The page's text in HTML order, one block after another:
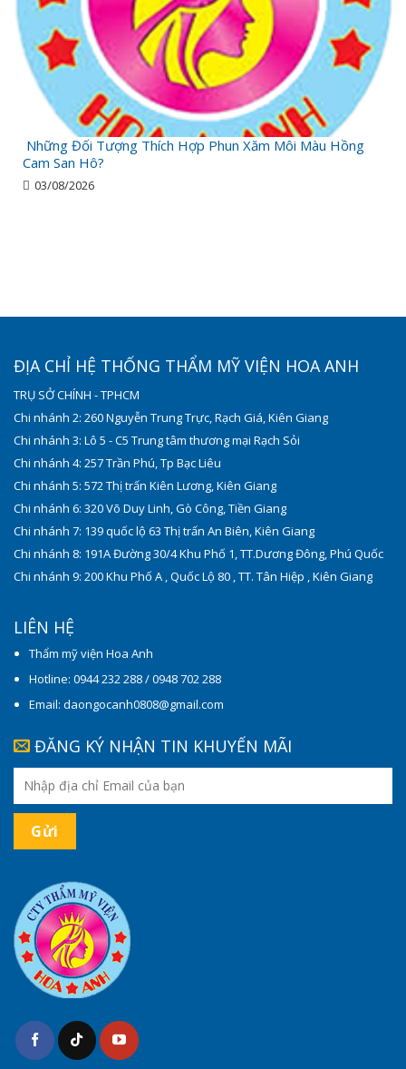
Những Đối Tượng Thích Hợp Phun Xăm Môi Màu Hồng
Cam San Hô?
03/08/2026
ĐỊA CHỈ HỆ THỐNG THẨM MỸ VIỆN HOA ANH
TRỤ SỞ CHÍNH - TPHCM
Chi nhánh 2: 260 Nguyễn Trung Trực, Rạch Giá, Kiên Giang
Chi nhánh 3: Lô 5 - C5 Trung tâm thương mại Rạch Sỏi
Chi nhánh 4: 257 Trần Phú, Tp Bạc Liêu
Chi nhánh 5: 572 Thị trấn Kiên Lương, Kiên Giang
Chi nhánh 6: 320 Võ Duy Linh, Gò Công, Tiền Giang
Chi nhánh 7: 139 quốc lộ 63 Thị trấn An Biên, Kiên Giang
Chi nhánh 8: 191A Đường 30/4 Khu Phố 1, TT.Dương Đông, Phú Quốc
Chi nhánh 9: 200 Khu Phố A , Quốc Lộ 80 , TT. Tân Hiệp , Kiên Giang
LIÊN HỆ
Thẩm mỹ viện Hoa Anh
Hotline: 0944 232 288 / 0948 702 288
Email: daongocanh0808@gmail.com
ĐĂNG KÝ NHẬN TIN KHUYẾN MÃI